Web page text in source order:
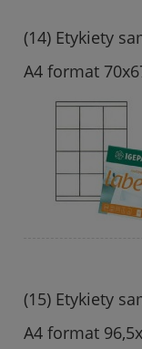
(14) Etykiety
A4 format
(15) Etykiety
A4 format